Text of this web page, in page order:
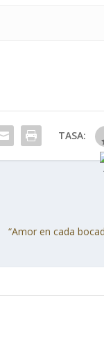
TASA:
“Amor en cada